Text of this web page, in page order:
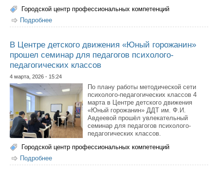
Городской центр профессиональных компетенций
Подробнее
провели курсы повышения квалификации
В Центре детского движения «Юный горожанин»
прошел семинар для педагогов психолого-
педагогических классов
4 марта, 2026 - 15:24
По плану работы методической сети
психолого-педагогических классов 4
марта в Центре детского движения
«Юный горожанин» ДДТ им. Ф.И.
Авдеевой прошёл увлекательный
семинар для педагогов психолого-
педагогических классов.
Городской центр профессиональных компетенций
Подробнее
прошел семинар для педагогов психолого-